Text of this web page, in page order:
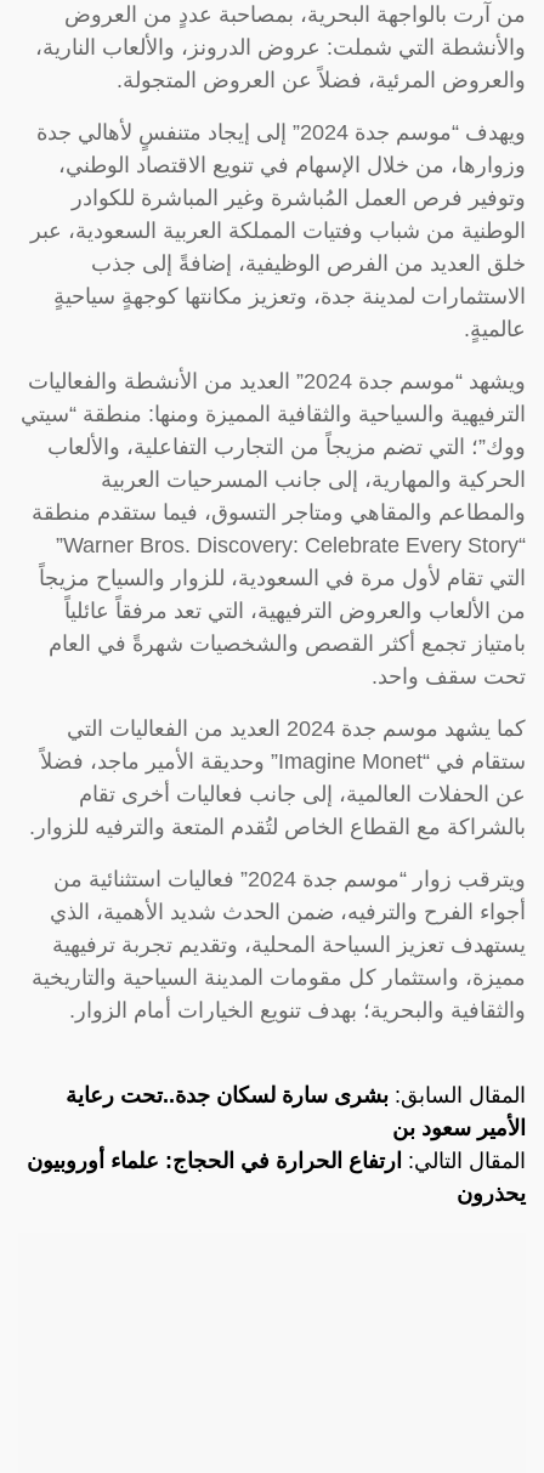
من آرت بالواجهة البحرية، بمصاحبة عددٍ من العروض
والأنشطة التي شملت: عروض الدرونز، والألعاب النارية،
والعروض المرئية، فضلاً عن العروض المتجولة.
ويهدف “موسم جدة 2024” إلى إيجاد متنفسٍ لأهالي جدة
وزوارها، من خلال الإسهام في تنويع الاقتصاد الوطني،
وتوفير فرص العمل المُباشرة وغير المباشرة للكوادر
الوطنية من شباب وفتيات المملكة العربية السعودية، عبر
خلق العديد من الفرص الوظيفية، إضافةً إلى جذب
الاستثمارات لمدينة جدة، وتعزيز مكانتها كوجهةٍ سياحيةٍ
عالميةٍ.
ويشهد “موسم جدة 2024” العديد من الأنشطة والفعاليات
الترفيهية والسياحية والثقافية المميزة ومنها: منطقة “سيتي
ووك”؛ التي تضم مزيجاً من التجارب التفاعلية، والألعاب
الحركية والمهارية، إلى جانب المسرحيات العربية
والمطاعم والمقاهي ومتاجر التسوق، فيما ستقدم منطقة
“Warner Bros. Discovery: Celebrate Every Story”
التي تقام لأول مرة في السعودية، للزوار والسياح مزيجاً
من الألعاب والعروض الترفيهية، التي تعد مرفقاً عائلياً
بامتياز تجمع أكثر القصص والشخصيات شهرةً في العام
تحت سقف واحد.
كما يشهد موسم جدة 2024 العديد من الفعاليات التي
ستقام في “Imagine Monet” وحديقة الأمير ماجد، فضلاً
عن الحفلات العالمية، إلى جانب فعاليات أخرى تقام
بالشراكة مع القطاع الخاص لتُقدم المتعة والترفيه للزوار.
ويترقب زوار “موسم جدة 2024” فعاليات استثنائية من
أجواء الفرح والترفيه، ضمن الحدث شديد الأهمية، الذي
يستهدف تعزيز السياحة المحلية، وتقديم تجربة ترفيهية
مميزة، واستثمار كل مقومات المدينة السياحية والتاريخية
والثقافية والبحرية؛ بهدف تنويع الخيارات أمام الزوار.
المقال السابق: بشرى سارة لسكان جدة..تحت رعاية
الأمير سعود بن
المقال التالي: ارتفاع الحرارة في الحجاج: علماء أوروبيون
يحذرون